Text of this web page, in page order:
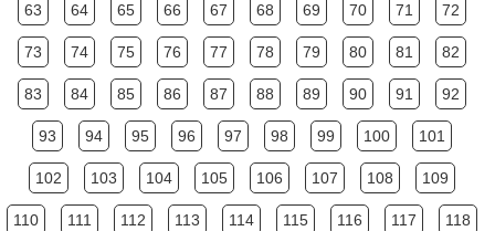
63 64 65 66 67 68 69 70 71 72
73 74 75 76 77 78 79 80 81 82
83 84 85 86 87 88 89 90 91 92
93 94 95 96 97 98 99 100 101
102 103 104 105 106 107 108 109
110 111 112 113 114 115 116 117 118